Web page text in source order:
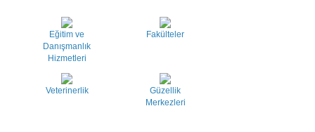
Eğitim ve
Danışmanlık
Hizmetleri
Fakülteler
Veterinerlik
Güzellik
Merkezleri